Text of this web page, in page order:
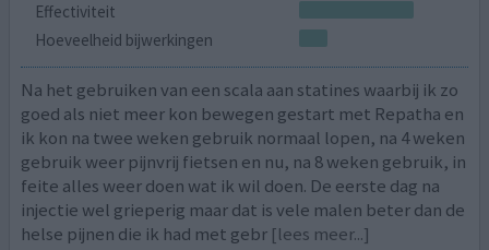
Effectiviteit
Hoeveelheid bijwerkingen
Na het gebruiken van een scala aan statines waarbij ik zo
goed als niet meer kon bewegen gestart met Repatha en
ik kon na twee weken gebruik normaal lopen, na 4 weken
gebruik weer pijnvrij fietsen en nu, na 8 weken gebruik, in
feite alles weer doen wat ik wil doen. De eerste dag na
injectie wel grieperig maar dat is vele malen beter dan de
helse pijnen die ik had met gebr [lees meer...]